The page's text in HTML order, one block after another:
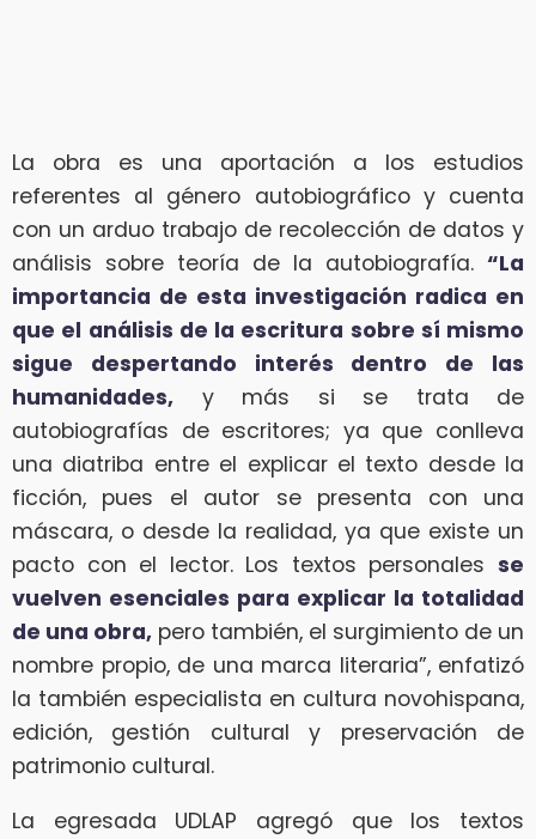
La obra es una aportación a los estudios
referentes al género autobiográfico y cuenta
con un arduo trabajo de recolección de datos y
análisis sobre teoría de la autobiografía. “La
importancia de esta investigación radica en
que el análisis de la escritura sobre sí mismo
sigue despertando interés dentro de las
humanidades, y más si se trata de
autobiografías de escritores; ya que conlleva
una diatriba entre el explicar el texto desde la
ficción, pues el autor se presenta con una
máscara, o desde la realidad, ya que existe un
pacto con el lector. Los textos personales se
vuelven esenciales para explicar la totalidad
de una obra, pero también, el surgimiento de un
nombre propio, de una marca literaria”, enfatizó
la también especialista en cultura novohispana,
edición, gestión cultural y preservación de
patrimonio cultural.
La egresada UDLAP agregó que los textos